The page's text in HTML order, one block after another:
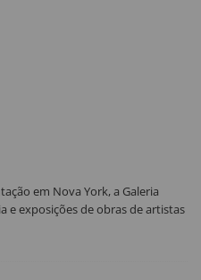
em Nova York, a Galeria
e exposições de obras de artistas